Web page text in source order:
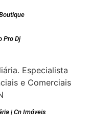
Pro Dj
| Cn Imóveis